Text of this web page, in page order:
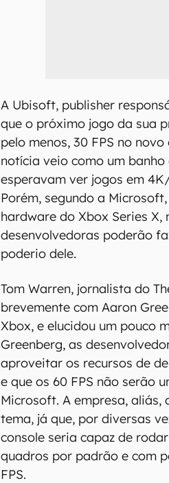
A Ubisoft, publisher
que o próximo jogo da sua
pelo menos, 30 FPS no
notícia veio como um
esperavam ver jogos em
Porém, segundo a
hardware do Xbox Series X,
desenvolvedoras poderão
poderio dele.
Tom Warren, jornalista do
brevemente com Aaron
Xbox, e elucidou um pouco
Greenberg, as
aproveitar os recursos de
e que os 60 FPS não serão
Microsoft. A empresa, aliás,
tema, já que, por diversas
console seria capaz de
quadros por padrão e com
FPS.